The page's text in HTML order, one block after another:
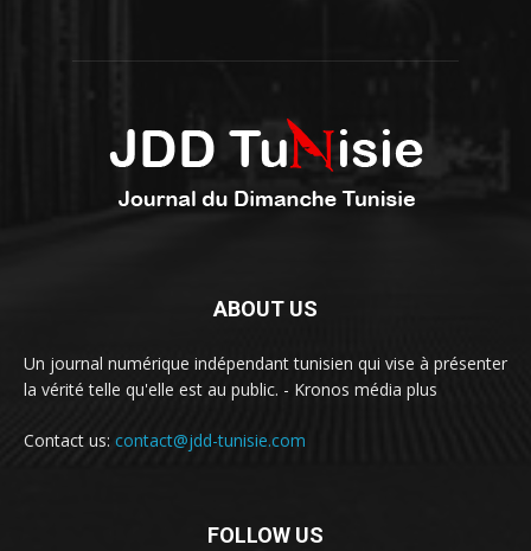
ABOUT US
Un journal numérique indépendant tunisien qui vise à présenter
la vérité telle qu'elle est au public. - Kronos média plus
Contact us: contact@jdd-tunisie.com
FOLLOW US